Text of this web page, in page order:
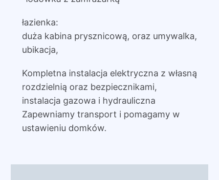
łazienka:
duża kabina prysznicową, oraz umywalka,
ubikacja,
Kompletna instalacja elektryczna z własną
rozdzielnią oraz bezpiecznikami,
instalacja gazowa i hydrauliczna
Zapewniamy transport i pomagamy w
ustawieniu domków.